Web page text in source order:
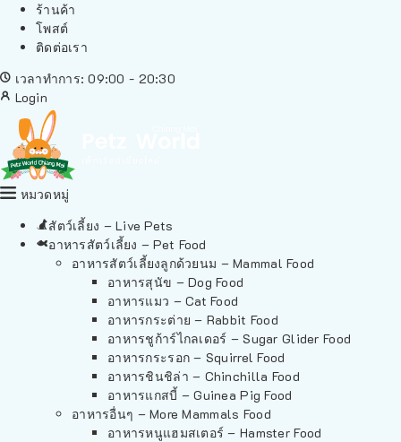
ร้านค้า
โพสต์
ติดต่อเรา
เวลาทำการ: 09:00 - 20:30
Login
หมวดหมู่
สัตว์เลี้ยง – Live Pets
อาหารสัตว์เลี้ยง – Pet Food
อาหารสัตว์เลี้ยงลูกด้วยนม – Mammal Food
อาหารสุนัข – Dog Food
อาหารแมว – Cat Food
อาหารกระต่าย – Rabbit Food
อาหารชูก้าร์ไกลเดอร์ – Sugar Glider Food
อาหารกระรอก – Squirrel Food
อาหารชินชิล่า – Chinchilla Food
อาหารแกสบี้ – Guinea Pig Food
อาหารอื่นๆ – More Mammals Food
อาหารหนูแฮมสเตอร์ – Hamster Food